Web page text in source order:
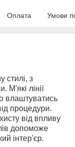
Оплата Умови
стилі, з
М'які лінії
влаштуватись
процедури.
від впливу
допоможе
інтер'єр.